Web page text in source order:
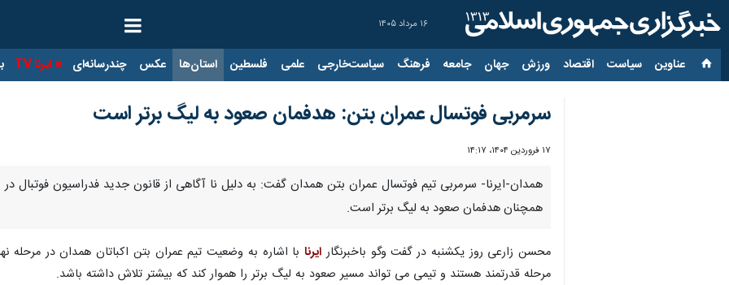
۱۶ مرداد ۱۴۰۵
عناوین‌ سیاست اقتصاد ورزش جهان جامعه فرهنگ سیاست‌خارجی علمی فلسطین استان‌ها عکس چندرسانه‌ای ایرنا TV
سرمربی فوتسال عمران بتن: هدفمان صعود به لیگ برتر است
۱۷ فروردین ۱۴۰۴، ۱۴:۱۷
همدان-ایرنا- سرمربی تیم فوتسال عمران بتن همدان گفت: به دلیل نا آگاهی از قانون جدید فدراسیون فوتبال
همچنان هدفمان صعود به لیگ برتر است.
محسن زارعی روز یکشنبه در گفت وگو باخبرنگار ایرنابا اشاره به وضعیت تیم عمران بتن اکباتان همدان در
مرحله قدرتمند هستند و تیمی می تواند مسیر صعود به لیگ برتر را هموار کند که بیشتر تلاش داشته باشد.